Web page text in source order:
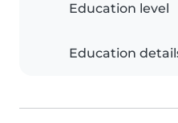
Education level
Education